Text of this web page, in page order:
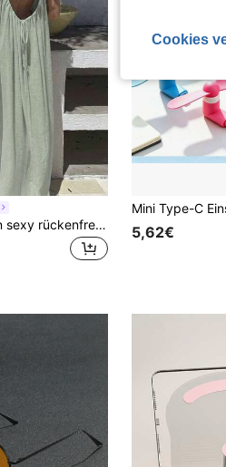
Cévolie Damen sexy rückenfreies Kleid mit Schleife, minimalistischer einfarbiger Strandurlaubs-Stil 5,62€
Cookies